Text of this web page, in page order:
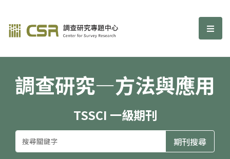
調查研究—方法與應用期刊 選
調查研究—方法與應用
TSSCI 一級期刊